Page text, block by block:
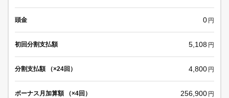
頭金 0 円
初回分割支払額 5,108 円
分割支払額 （×24回） 4,800 円
ボーナス月加算額 （×4回） 256,900 円